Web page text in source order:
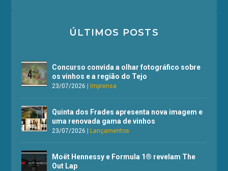
ÚLTIMOS POSTS
Concurso convida a olhar fotográfico sobre
os vinhos e a região do Tejo
23/07/2026 |Imprensa
Quinta dos Frades apresenta nova imagem e
uma renovada gama de vinhos
23/07/2026 |Lançamentos
Moët Hennessy e Formula 1® revelam The
Out Lap